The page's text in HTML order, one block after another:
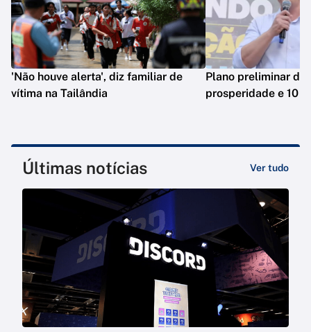
'Não houve alerta', diz familiar de
vítima na Tailândia
Plano preliminar de
prosperidade e 10
Últimas notícias Ver tudo